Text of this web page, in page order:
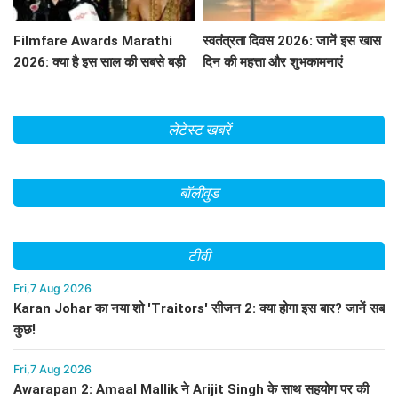
Filmfare Awards Marathi
2026: क्या है इस साल की सबसे बड़ी
स्वतंत्रता दिवस 2026: जानें इस खास
दिन की महत्ता और शुभकामनाएं
लेटेस्ट खबरें
बॉलीवुड
टीवी
Fri,7 Aug 2026
Karan Johar का नया शो 'Traitors' सीजन 2: क्या होगा इस बार? जानें सब
कुछ!
Fri,7 Aug 2026
Awarapan 2: Amaal Mallik ने Arijit Singh के साथ सहयोग पर की